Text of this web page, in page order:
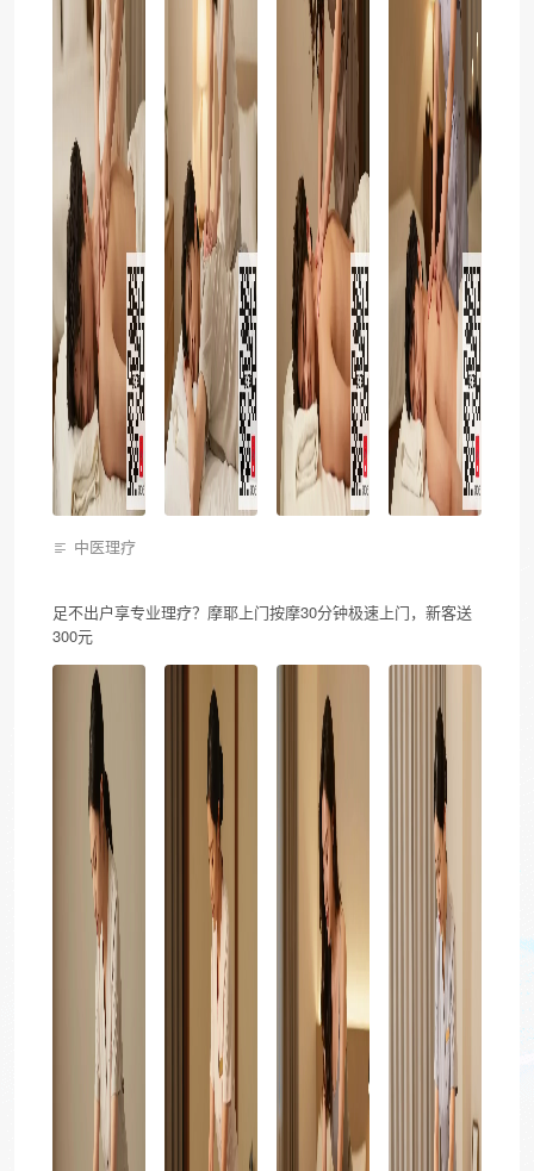
中医理疗
足不出户享专业理疗？摩耶上门按摩30分钟极速上门，新客送
300元